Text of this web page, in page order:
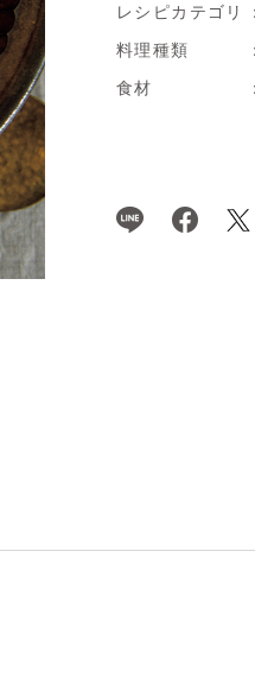
レシピカテゴリ
料理種類
食材